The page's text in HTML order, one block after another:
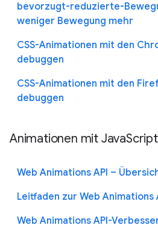
bevorzugt-reduzierte-
weniger Bewegung mehr
CSS-Animationen mit den
debuggen
CSS-Animationen mit den
debuggen
Animationen mit
Web Animations API –
Leitfaden zur Web Animations
Web Animations API-